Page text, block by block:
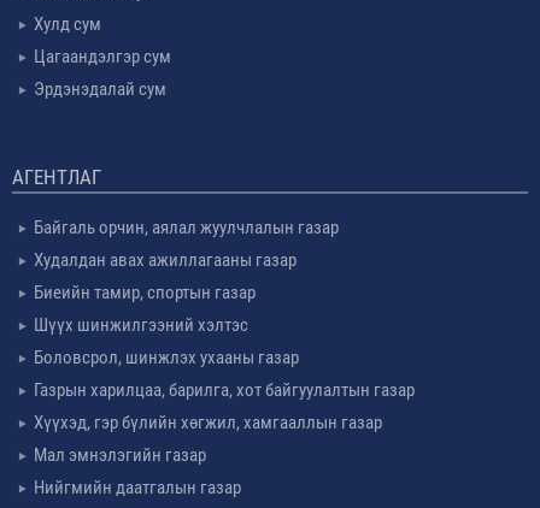
Хулд сум
Цагаандэлгэр сум
Эрдэнэдалай сум
АГЕНТЛАГ
Байгаль орчин, аялал жуулчлалын газар
Худалдан авах ажиллагааны газар
Биеийн тамир, спортын газар
Шүүх шинжилгээний хэлтэс
Боловсрол, шинжлэх ухааны газар
Газрын харилцаа, барилга, хот байгуулалтын газар
Хүүхэд, гэр бүлийн хөгжил, хамгааллын газар
Мал эмнэлэгийн газар
Нийгмийн даатгалын газар